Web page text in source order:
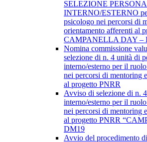
SELEZIONE
INTERNO/ESTERNO
psicologo nei percorsi di
orientamento afferenti al
CAMPANELLA DAY –
Nomina commissione
selezione di n. 4 unità di
interno/esterno per il
nei percorsi di mentoring
al progetto PNRR
Avviso di selezione di n.
interno/esterno per il
nei percorsi di mentoring
al progetto PNRR
DM19
Avvio del procedimento